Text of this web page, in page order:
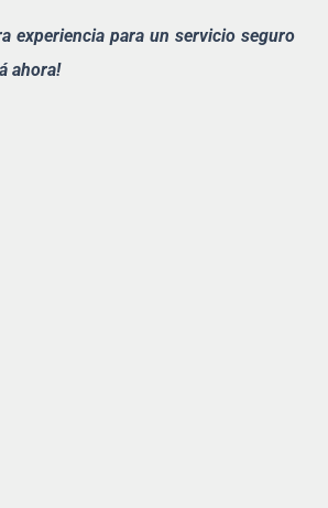
experiencia para un servicio seguro
ahora!